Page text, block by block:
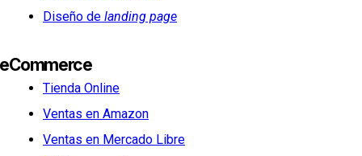
Diseño de landing page
eCommerce
Tienda Online
Ventas en Amazon
Ventas en Mercado Libre